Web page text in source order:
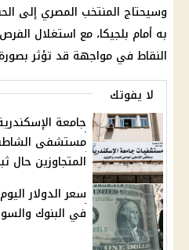
وسيحتاج المنتخب المصري إلى
به أمام بلجيكا، مع استغلال
النقاط في مواجهة قد تؤثر
لا يفوتك
جامعة
مستشفى
المتجاوزين حال
سعر الدولار
في البنوك